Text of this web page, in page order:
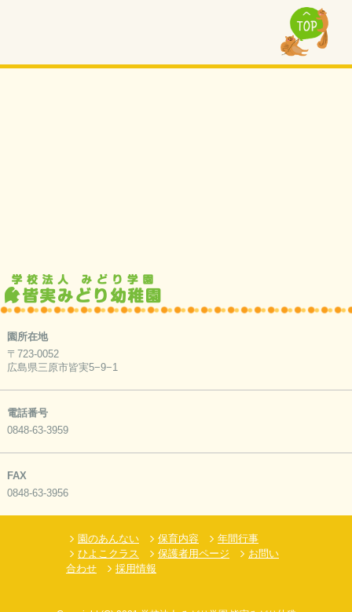
園所在地
〒723-0052
広島県三原市皆実5−9−1
電話番号
0848-63-3959
FAX
0848-63-3956
園のあんない 保育内容
年間行事
ひよこクラス
保護者用ページ
お問い
合わせ
採用情報